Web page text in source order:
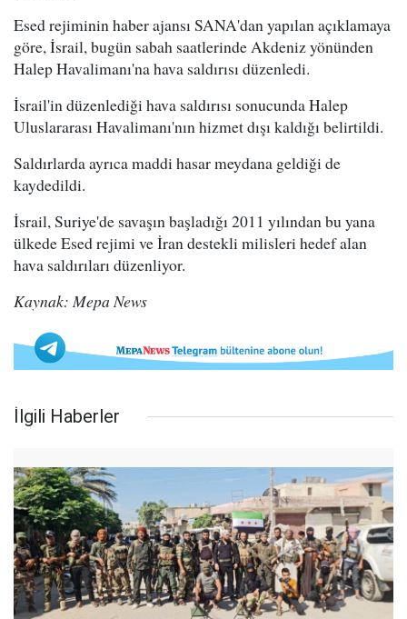
Esed rejiminin haber ajansı SANA'dan yapılan açıklamaya
göre, İsrail, bugün sabah saatlerinde Akdeniz yönünden
Halep Havalimanı'na hava saldırısı düzenledi.
İsrail'in düzenlediği hava saldırısı sonucunda Halep
Uluslararası Havalimanı'nın hizmet dışı kaldığı belirtildi.
Saldırlarda ayrıca maddi hasar meydana geldiği de
kaydedildi.
İsrail, Suriye'de savaşın başladığı 2011 yılından bu yana
ülkede Esed rejimi ve İran destekli milisleri hedef alan
hava saldırıları düzenliyor.
Kaynak: Mepa News
İlgili Haberler